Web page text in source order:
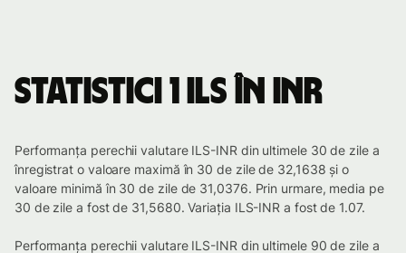
Statistici 1 ILS în INR
Performanța perechii valutare ILS-INR din ultimele 30 de zile a
înregistrat o valoare maximă în 30 de zile de 32,1638 și o
valoare minimă în 30 de zile de 31,0376. Prin urmare, media pe
30 de zile a fost de 31,5680. Variația ILS-INR a fost de 1.07.
Performanța perechii valutare ILS-INR din ultimele 90 de zile a